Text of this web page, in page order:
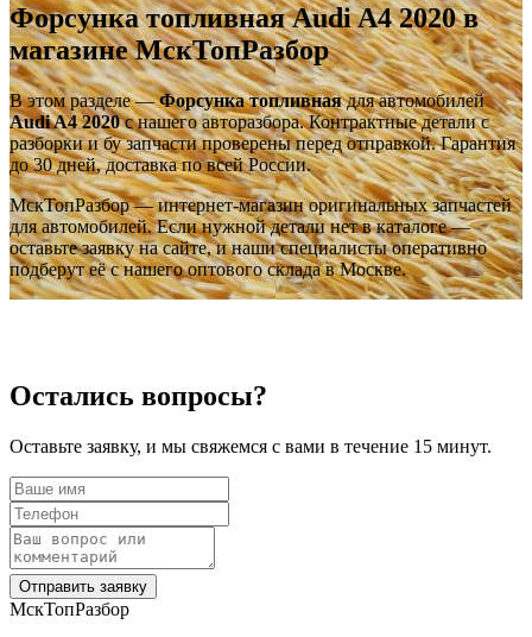
OEM: 06G906036AK
Форсунка топливная Audi A4 2020 в
магазине МскТопРазбор
В этом разделе —Форсунка топливнаядля автомобилей
Audi A4 2020с нашего авторазбора. Контрактные детали с
разборки и бу запчасти проверены перед отправкой. Гарантия
до 30 дней, доставка по всей России.
МскТопРазбор — интернет-магазин оригинальных запчастей
для автомобилей. Если нужной детали нет в каталоге —
оставьте заявку на сайте, и наши специалисты оперативно
подберут её с нашего оптового склада в Москве.
Остались вопросы?
Оставьте заявку, и мы свяжемся с вами в течение 15 минут.
Отправить заявку
МскТопРазбор